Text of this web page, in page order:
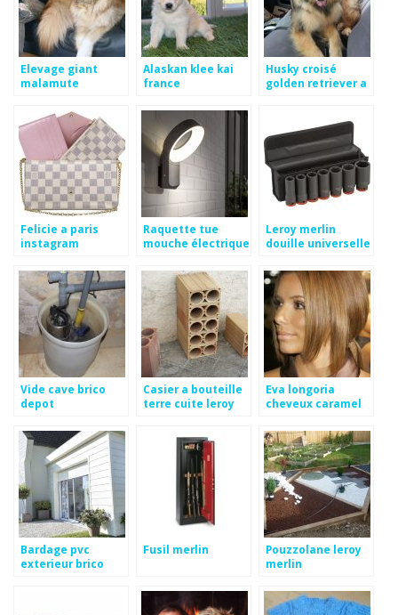
Elevage giant
malamute
Alaskan klee kai
france
Husky croisé
golden retriever a
Felicie a paris
instagram
Raquette tue
mouche électrique
Leroy merlin
douille universelle
Vide cave brico
depot
Casier a bouteille
terre cuite leroy
Eva longoria
cheveux caramel
Bardage pvc
exterieur brico
Fusil merlin
Pouzzolane leroy
merlin